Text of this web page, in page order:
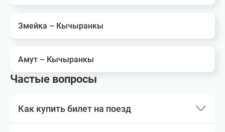
Змейка – Кычыранкы
Амут – Кычыранкы
Частые вопросы
Как купить билет на поезд